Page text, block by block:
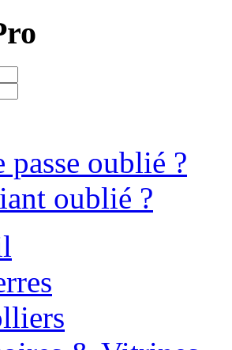
passe oublié ?
oublié ?